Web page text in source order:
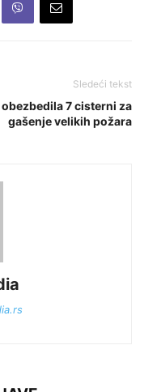
Sledeći tekst
obezbedila 7 cisterni za
gašenje velikih požara